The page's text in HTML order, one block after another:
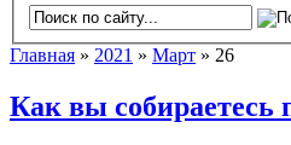
Главная » 2021 » Март » 26
Как вы собираетесь